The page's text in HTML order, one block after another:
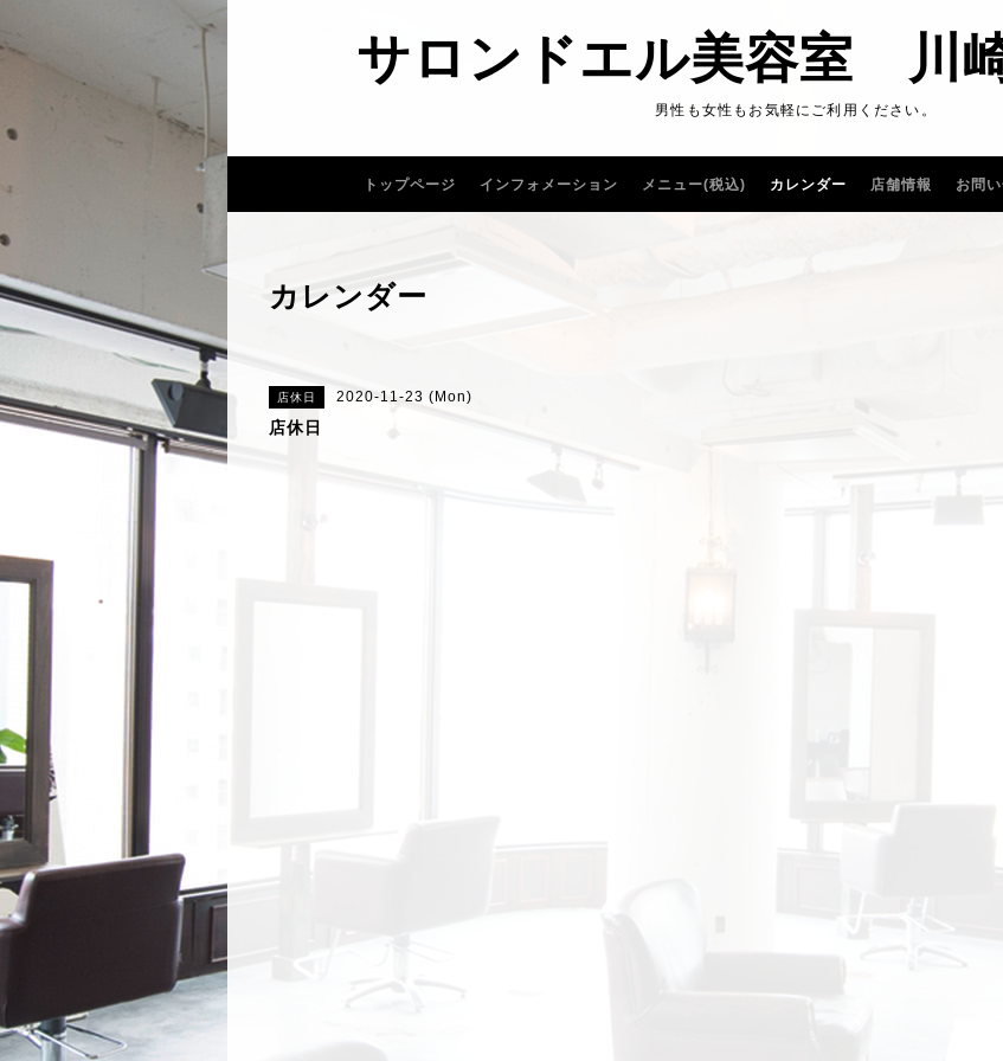
サロンドエル美容室 川
男性も女性もお気軽にご利用ください。
トップページ インフォメーション メニュー(税込) カレンダー 店舗情報 お問
カレンダー
店休日 2020-11-23 (Mon)
店休日